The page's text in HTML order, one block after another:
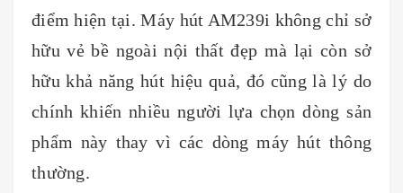
điểm hiện tại. Máy hút AM239i không chỉ sở
hữu vẻ bề ngoài nội thất đẹp mà lại còn sở
hữu khả năng hút hiệu quả, đó cũng là lý do
chính khiến nhiều người lựa chọn dòng sản
phẩm này thay vì các dòng máy hút thông
thường.